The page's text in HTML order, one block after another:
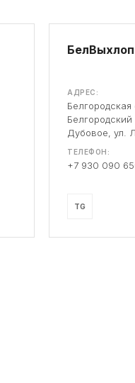
БелВыхлоп
АДРЕС:
Белгородская
Белгородский
Дубовое, ул.
ТЕЛЕФОН:
+7 930 090
TG